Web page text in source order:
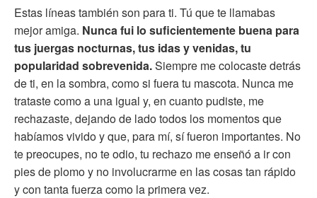
Estas líneas también son para ti. Tú que te llamabas
mejor amiga. Nunca fui lo suficientemente buena para
tus juergas nocturnas, tus idas y venidas, tu
popularidad sobrevenida.Siempre me colocaste detrás
de ti, en la sombra, como si fuera tu mascota. Nunca me
trataste como a una igual y, en cuanto pudiste, me
rechazaste, dejando de lado todos los momentos que
habíamos vivido y que, para mí, sí fueron importantes. No
te preocupes, no te odio, tu rechazo me enseñó a ir con
pies de plomo y no involucrarme en las cosas tan rápido
y con tanta fuerza como la primera vez.